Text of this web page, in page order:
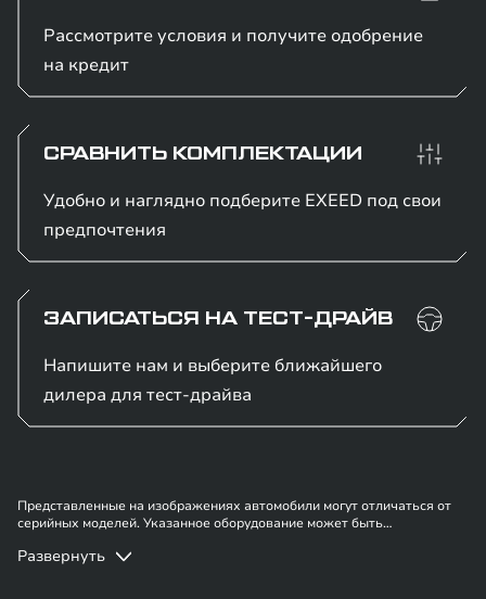
Рассмотрите условия и получите одобрение
на кредит
СРАВНИТЬ КОМПЛЕКТАЦИИ
Удобно и наглядно подберите EXEED под свои
предпочтения
ЗАПИСАТЬСЯ НА ТЕСТ-ДРАЙВ
Напишите нам и выберите ближайшего
дилера для тест-драйва
Представленные на изображениях автомобили могут отличаться от
серийных моделей. Указанное оборудование может быть
осуществляется в соответствии с условиями индивидуального
Развернуть